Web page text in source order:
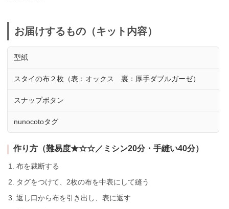
お届けするもの（キット内容）
型紙
スタイの布２枚（表：オックス 裏：厚手ダブルガーゼ）
スナップボタン
nunocotoタグ
作り方（難易度★☆☆／ミシン20分・手縫い40分）
布を裁断する
タグをつけて、2枚の布を中表にして縫う
返し口から布を引き出し、表に返す